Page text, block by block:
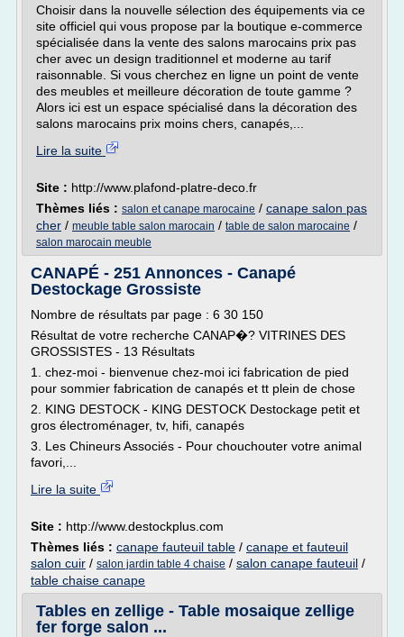
Choisir dans la nouvelle sélection des équipements via ce
site officiel qui vous propose par la boutique e-commerce
spécialisée dans la vente des salons marocains prix pas
cher avec un design traditionnel et moderne au tarif
raisonnable. Si vous cherchez en ligne un point de vente
des meubles et meilleure décoration de toute gamme ?
Alors ici est un espace spécialisé dans la décoration des
salons marocains prix moins chers, canapés,...
Lire la suite
Site : http://www.plafond-platre-deco.fr
Thèmes liés : salon et canape marocaine / canape salon pas
cher / meuble table salon marocain / table de salon marocaine /
salon marocain meuble
CANAPÉ - 251 Annonces - Canapé
Destockage Grossiste
Nombre de résultats par page : 6 30 150
Résultat de votre recherche CANAP�? VITRINES DES
GROSSISTES - 13 Résultats
1. chez-moi - bienvenue chez-moi ici fabrication de pied
pour sommier fabrication de canapés et tt plein de chose
2. KING DESTOCK - KING DESTOCK Destockage petit et
gros électroménager, tv, hifi, canapés
3. Les Chineurs Associés - Pour chouchouter votre animal
favori,...
Lire la suite
Site : http://www.destockplus.com
Thèmes liés : canape fauteuil table / canape et fauteuil
salon cuir / salon jardin table 4 chaise / salon canape fauteuil /
table chaise canape
Tables en zellige - Table mosaique zellige
fer forge salon ...